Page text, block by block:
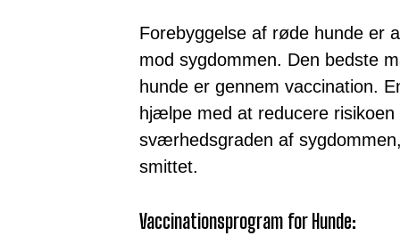
Forebyggelse af røde hunde er
mod sygdommen. Den bedste
hunde er gennem vaccination.
hjælpe med at reducere
sværhedsgraden af
smittet.
Vaccinationsprogram for Hunde: